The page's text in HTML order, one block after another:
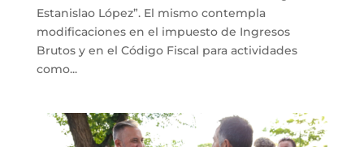
Estanislao López”. El mismo contempla
modificaciones en el impuesto de Ingresos
Brutos y en el Código Fiscal para actividades
como...